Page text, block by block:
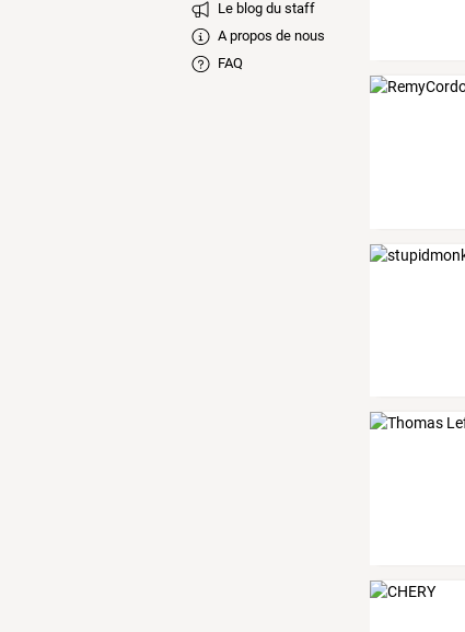
Le blog du staff
A propos de nous
FAQ